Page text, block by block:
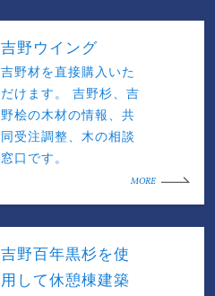
吉野ウイング
吉野材を直接購入いた
だけます。 吉野杉、吉
野桧の木材の情報、共
同受注調整、木の相談
窓口です。
MORE
吉野百年黒杉を使
用して休憩棟建築